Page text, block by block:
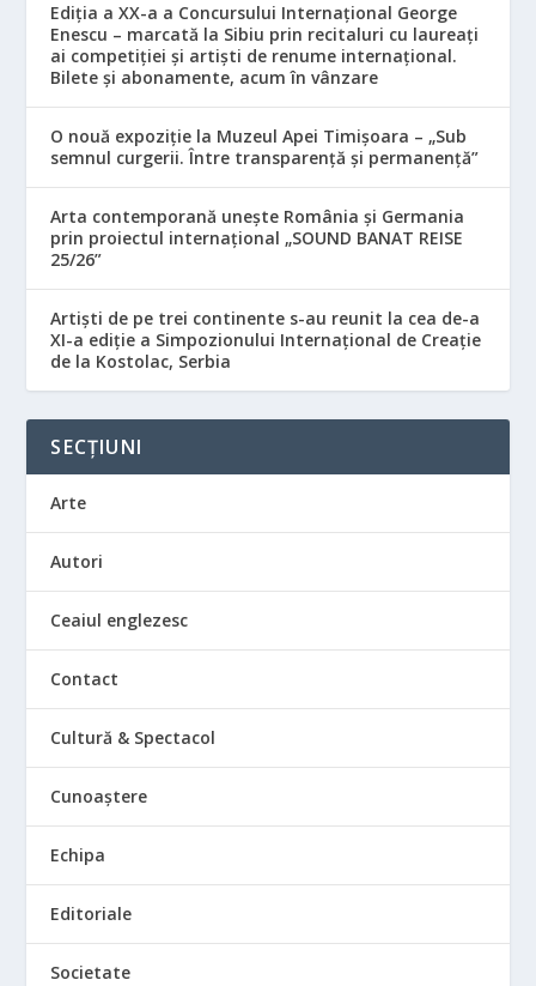
Ediția a XX-a a Concursului Internațional George
Enescu – marcată la Sibiu prin recitaluri cu laureați
ai competiției și artiști de renume internațional.
Bilete și abonamente, acum în vânzare
O nouă expoziție la Muzeul Apei Timișoara – „Sub
semnul curgerii. Între transparență și permanență”
Arta contemporană unește România și Germania
prin proiectul internațional „SOUND BANAT REISE
25/26”
Artiști de pe trei continente s-au reunit la cea de-a
XI-a ediție a Simpozionului Internațional de Creație
de la Kostolac, Serbia
SECȚIUNI
Arte
Autori
Ceaiul englezesc
Contact
Cultură & Spectacol
Cunoaștere
Echipa
Editoriale
Societate